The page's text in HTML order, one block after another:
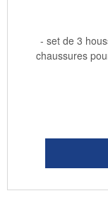
- set de 3
chaussures